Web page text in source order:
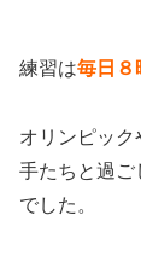
練習は毎日８
オリンピッ
手たちと過ご
でした。